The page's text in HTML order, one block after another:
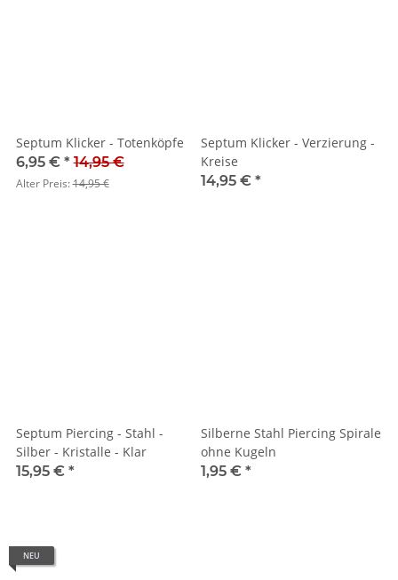
Septum Klicker - Totenköpfe
6,95 € * 14,95 €
Alter Preis:14,95 €
Septum Klicker - Verzierung -
Kreise
14,95 € *
Septum Piercing - Stahl -
Silber - Kristalle - Klar
15,95 € *
Silberne Stahl Piercing Spirale
ohne Kugeln
1,95 € *
NEU